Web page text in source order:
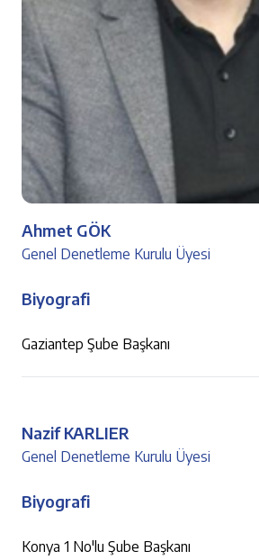
Ahmet GÖK
Genel Denetleme Kurulu Üyesi
Biyografi
Gaziantep Şube Başkanı
Nazif KARLIER
Genel Denetleme Kurulu Üyesi
Biyografi
Konya 1 No'lu Şube Başkanı